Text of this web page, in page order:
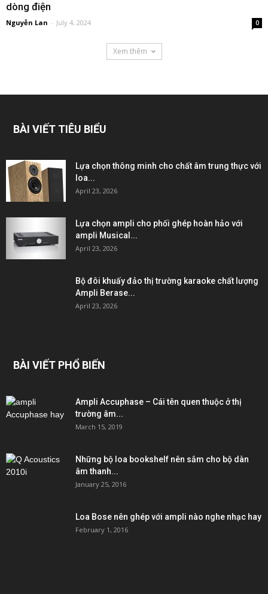
dòng điện
Nguyễn Lan - July 4, 2024 0
Xem thêm
BÀI VIẾT TIÊU BIỂU
Lựa chọn thông minh cho chất âm trung thực với
loa...
April 23, 2026
Lựa chọn ampli cho phối ghép hoàn hảo với
ampli Musical...
April 23, 2026
Bộ đôi khuấy đảo thị trường karaoke chất lượng
Ampli Berase...
April 23, 2026
BÀI VIẾT PHỔ BIẾN
Ampli Accuphase – Cái tên quen thuộc ở thị
trường âm...
March 15, 2019
Những bộ loa bookshelf nên sắm cho bộ dàn
âm thanh...
January 25, 2016
Loa Bose nên ghép với ampli nào nghe nhạc hay
February 1, 2016